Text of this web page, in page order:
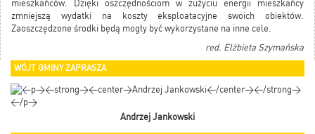
mieszkańców. Dzięki oszczędnościom w zużyciu energii mieszkańcy
zmniejszą wydatki na koszty eksploatacyjne swoich obiektów.
Zaoszczędzone środki będą mogły być wykorzystane na inne cele.
red. Elżbieta Szymańska
WÓJT GMINY ZAPRASZA
Andrzej Jankowski